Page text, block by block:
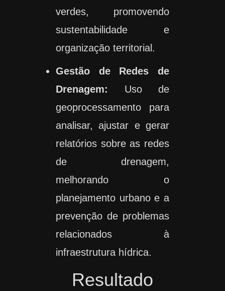
verdes, promovendo
sustentabilidade e
organização territorial.
Gestão de Redes de
Drenagem: Uso de
geoprocessamento para
analisar, ajustar e gerar
relatórios sobre as redes
de drenagem,
melhorando o
planejamento urbano e a
prevenção de problemas
relacionados à
infraestrutura hídrica.
Resultado